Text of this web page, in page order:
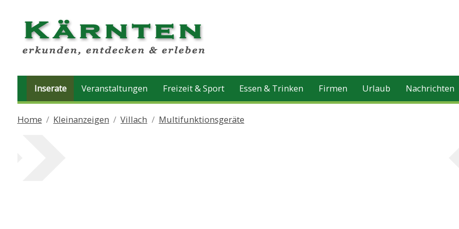
Inserate Veranstaltungen Freizeit & Sport Essen & Trinken Firmen Urlaub Nachrichten
Home Kleinanzeigen Villach Multifunktionsgeräte